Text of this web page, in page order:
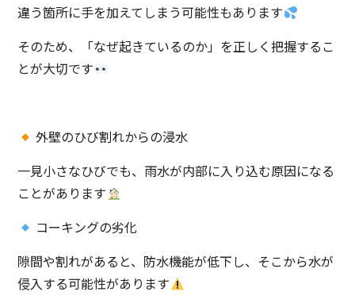
違う箇所に手を加えてしまう可能性もあります
そのため、「なぜ起きているのか」を正しく把握するこ
とが大切です
外壁のひび割れからの浸水
一見小さなひびでも、雨水が内部に入り込む原因になる
ことがあります
コーキングの劣化
隙間や割れがあると、防水機能が低下し、そこから水が
侵入する可能性があります